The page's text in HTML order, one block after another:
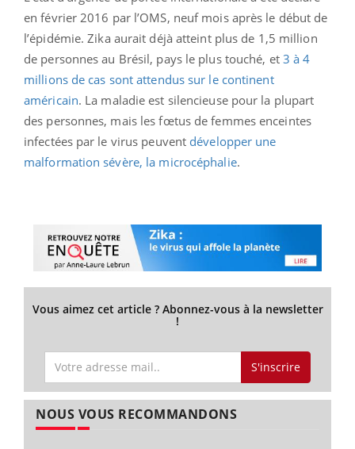
en février 2016 par l’OMS, neuf mois après le début de
l’épidémie. Zika aurait déjà atteint plus de 1,5 million
de personnes au Brésil, pays le plus touché, et 3 à 4
millions de cas sont attendus sur le continent
américain. La maladie est silencieuse pour la plupart
des personnes, mais les fœtus de femmes enceintes
infectées par le virus peuvent développer une
malformation sévère, la microcéphalie.
Vous aimez cet article ? Abonnez-vous à la newsletter
!
S'inscrire
NOUS VOUS RECOMMANDONS